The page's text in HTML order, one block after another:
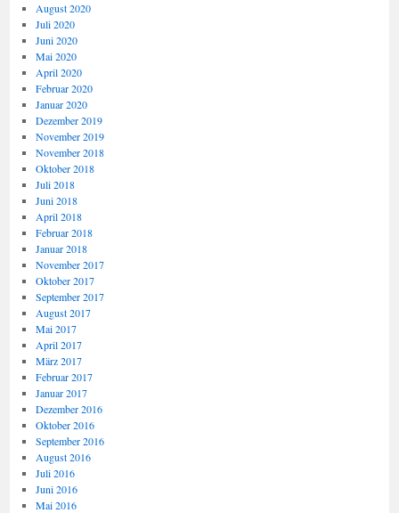
August 2020
Juli 2020
Juni 2020
Mai 2020
April 2020
Februar 2020
Januar 2020
Dezember 2019
November 2019
November 2018
Oktober 2018
Juli 2018
Juni 2018
April 2018
Februar 2018
Januar 2018
November 2017
Oktober 2017
September 2017
August 2017
Mai 2017
April 2017
März 2017
Februar 2017
Januar 2017
Dezember 2016
Oktober 2016
September 2016
August 2016
Juli 2016
Juni 2016
Mai 2016